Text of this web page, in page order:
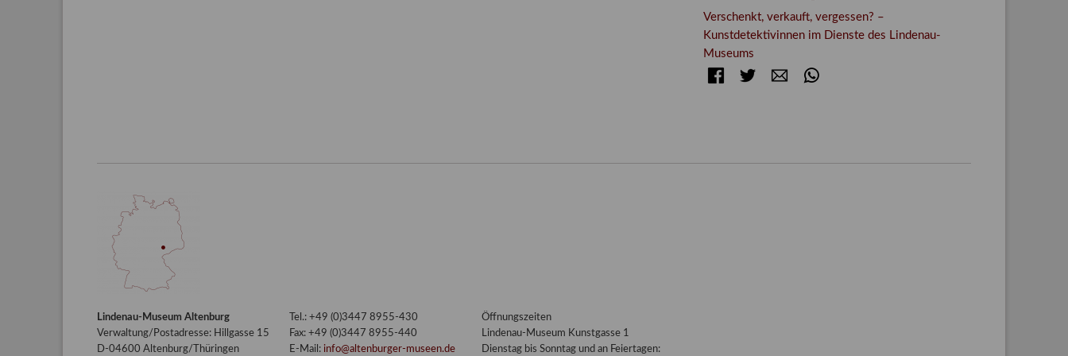
Verschenkt, verkauft, vergessen? –
Kunstdetektivinnen im Dienste des Lindenau-
Museums
FacebookTwitter E-mail
Lindenau-Museum Altenburg
Verwaltung/Postadresse: Hillgasse 15
D-04600 Altenburg/Thüringen
Tel.: +49 (0)3447 8955-430
Fax: +49 (0)3447 8955-440
E-Mail: info@altenburger-museen.de
Öffnungszeiten
Lindenau-Museum Kunstgasse 1
Dienstag bis Sonntag und an Feiertagen: